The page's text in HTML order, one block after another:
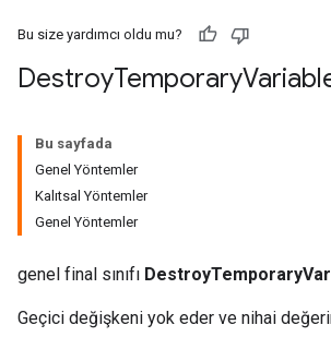
Bu size yardımcı oldu mu?
DestroyTemporary
Bu sayfada
Genel Yöntemler
Kalıtsal Yöntemler
Genel Yöntemler
genel final sınıfı
Geçici değişkeni yok eder ve nihai